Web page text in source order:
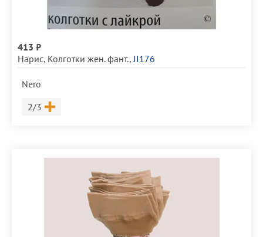
413 ₽
Нарис, Колготки жен. фант., JI176
Nero
Размер
2/3